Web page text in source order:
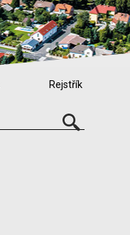
Rejstřík